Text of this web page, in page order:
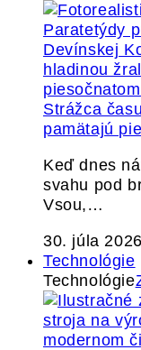
Strážca
pamätajú
Keď dnes
svahu pod
Vsou,…
30. júla 2026
Technológie
Technológie